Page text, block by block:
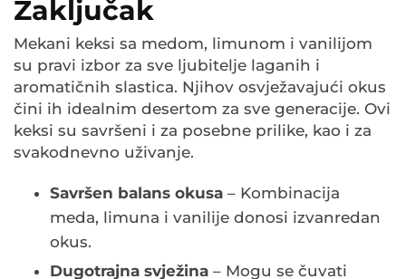
Zaključak
Mekani keksi sa medom, limunom i vanilijom
su pravi izbor za sve ljubitelje laganih i
aromatičnih slastica. Njihov osvježavajući okus
čini ih idealnim desertom za sve generacije. Ovi
keksi su savršeni i za posebne prilike, kao i za
svakodnevno uživanje.
Savršen balans okusa – Kombinacija
meda, limuna i vanilije donosi izvanredan
okus.
Dugotrajna svježina – Mogu se čuvati